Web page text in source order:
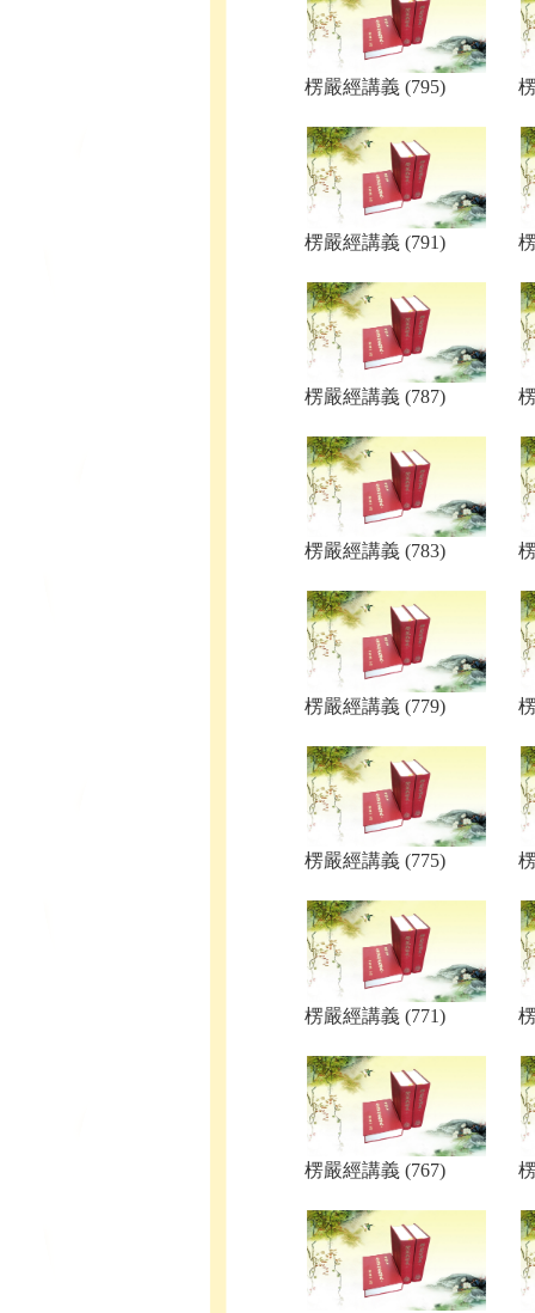
楞嚴經講義 (795)
楞嚴經講義 (791)
楞嚴經講義 (787)
楞嚴經講義 (783)
楞嚴經講義 (779)
楞嚴經講義 (775)
楞嚴經講義 (771)
楞嚴經講義 (767)